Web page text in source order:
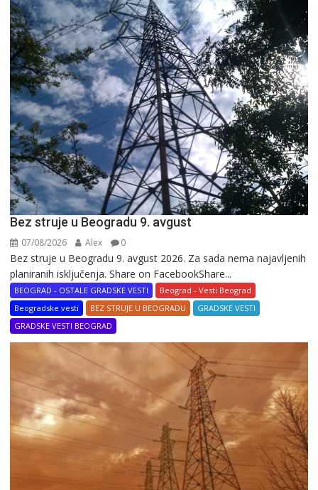
Bez struje u Beogradu 9. avgust
07/08/2026 Alex 0
Bez struje u Beogradu 9. avgust 2026. Za sada nema najavljenih
planiranih isključenja. Share on FacebookShare...
BEOGRAD - OSTALE GRADSKE VESTI
Beograd - Vesti Beograd
Beogradske vesti
BEZ STRUJE U BEOGRADU
GRADSKE VESTI
GRADSKE VESTI BEOGRAD